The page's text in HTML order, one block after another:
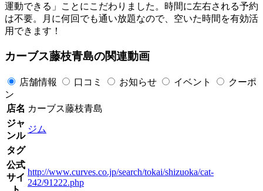
運動できる」ことにこだわりました。時間に左右される予約
は不要。月に何回でも通い放題なので、空いた時間を有効活
用できます！
カーブス藤枝青島の関連動画
店舗情報 口コミ お知らせ イベント
クーポ
ン
店名 カーブス藤枝青島
ジャ
ンル
ジム
タグ
公式
サイ
http://www.curves.co.jp/search/tokai/shizuoka/cat-
242/91222.php